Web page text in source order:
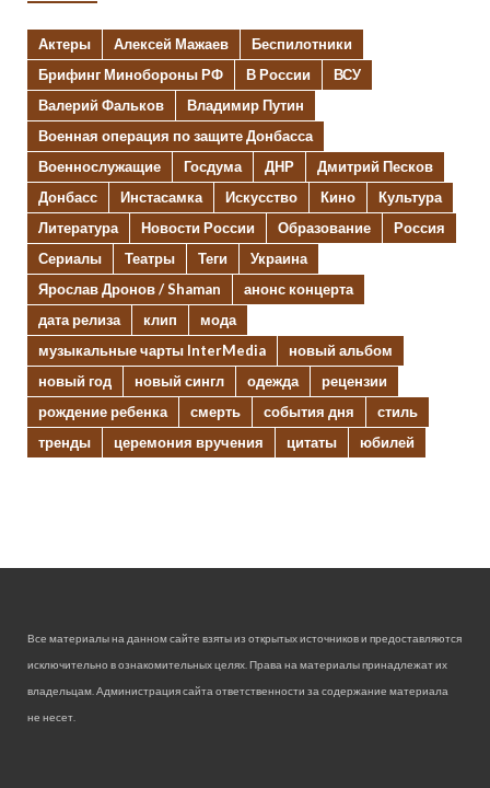
Актеры Алексей Мажаев
Беспилотники
Брифинг Минобороны РФ
В России
ВСУ
Валерий Фальков
Владимир Путин
Военная операция по защите Донбасса
Военнослужащие
Госдума ДНР
Дмитрий Песков
Донбасс
Инстасамка Искусство Кино
Культура
Литература
Новости России Образование
Россия
Сериалы
Театры Теги
Украина
Ярослав Дронов / Shaman
анонс концерта
дата релиза
клип
мода
музыкальные чарты InterMedia
новый альбом
новый год
новый сингл одежда
рецензии
рождение ребенка
смерть события дня
стиль
тренды
церемония вручения цитаты юбилей
Все материалы на данном сайте взяты из открытых источников и предоставляются
исключительно в ознакомительных целях. Права на материалы принадлежат их
владельцам. Администрация сайта ответственности за содержание материала
не несет.